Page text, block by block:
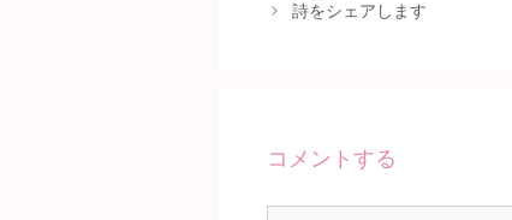
詩をシェアします
コメントする